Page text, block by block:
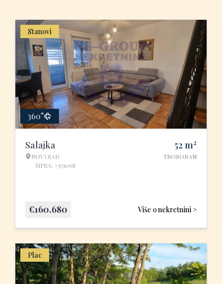
Stanovi
360°
Salajka
NOVI SAD
ŠIFRA: #575068
52 m2
TROSOBAN
Više o nekretnini >
€160.680
Plac